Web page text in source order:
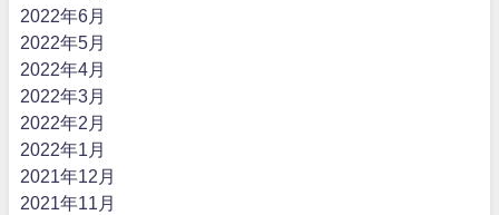
2022年6月
2022年5月
2022年4月
2022年3月
2022年2月
2022年1月
2021年12月
2021年11月